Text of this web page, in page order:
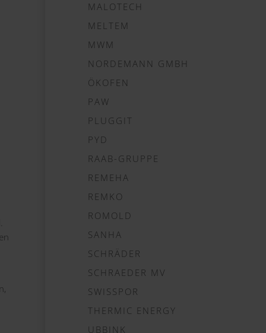
MALOTECH
MELTEM
MWM
NORDEMANN GMBH
ÖKOFEN
PAW
PLUGGIT
PYD
RAAB-GRUPPE
REMEHA
REMKO
ROMOLD
SANHA
SCHRÄDER
SCHRAEDER MV
SWISSPOR
THERMIC ENERGY
UBBINK